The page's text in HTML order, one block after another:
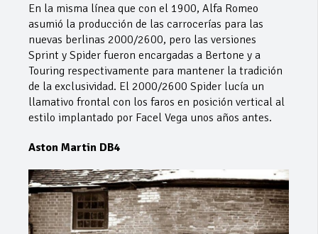
En la misma línea que con el 1900, Alfa Romeo
asumió la producción de las carrocerías para las
nuevas berlinas 2000/2600, pero las versiones
Sprint y Spider fueron encargadas a Bertone y a
Touring respectivamente para mantener la tradición
de la exclusividad. El 2000/2600 Spider lucía un
llamativo frontal con los faros en posición vertical al
estilo implantado por Facel Vega unos años antes.
Aston Martin DB4